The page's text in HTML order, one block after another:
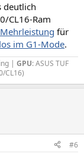
deutlich
CL16-Ram
für
im G1-Mode.
| GPU: ASUS TUF
CL16)
#6